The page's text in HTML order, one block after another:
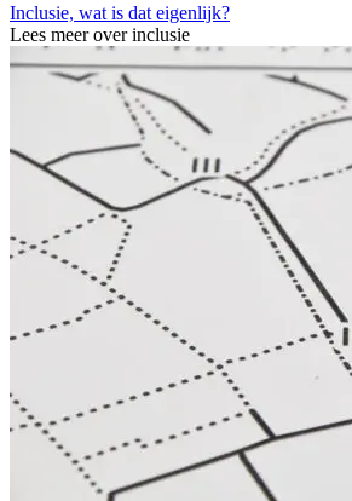
Inclusie, wat is dat eigenlijk?
Lees meer over inclusie